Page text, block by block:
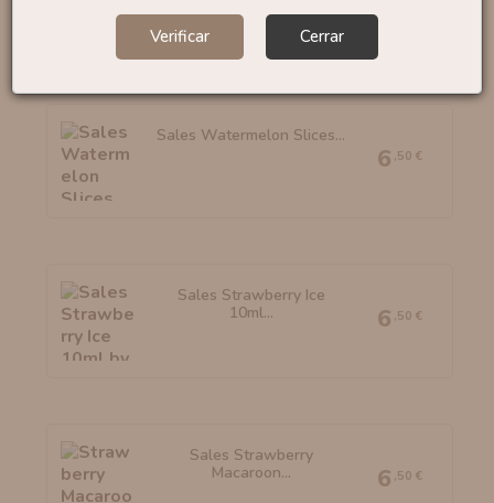
Verificar Cerrar
Sales Watermelon Slices...
6 ,50 €
Sales Strawberry Ice
10ml...
6 ,50 €
Sales Strawberry
Macaroon...
6 ,50 €